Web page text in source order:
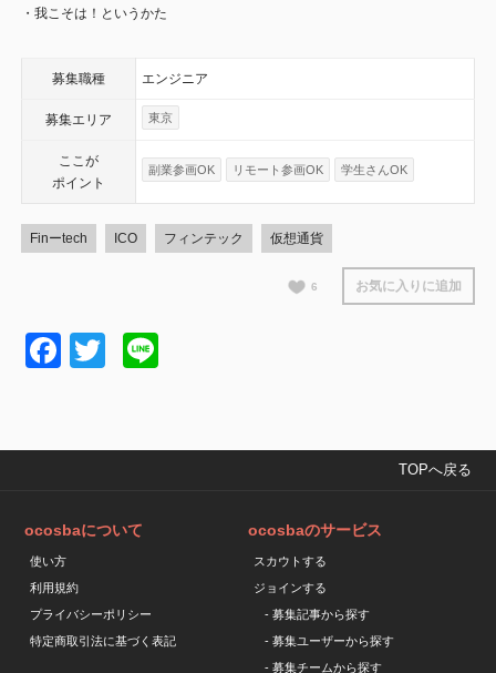
・我こそは！というかた
募集職種 エンジニア
募集エリア 東京
ここが
ポイント
副業参画OK リモート参画OK 学生さんOK
Finーtech ICO フィンテック 仮想通貨
6 お気に入りに追加
Facebook
Twitter
TOPへ戻る
ocosbaについて
使い方
利用規約
プライバシーポリシー
特定商取引法に基づく表記
ocosbaのサービス
スカウトする
ジョインする
- 募集記事から探す
- 募集ユーザーから探す
- 募集チームから探す